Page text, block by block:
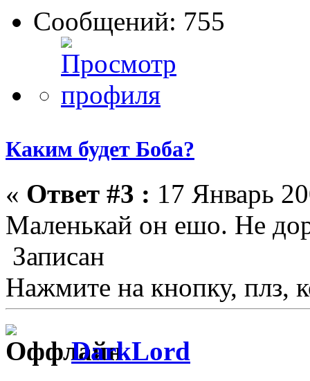
Сообщений: 755
Каким будет Боба?
« Ответ #3 : 17 Январь
Маленькай он ешо. Не
Записан
Нажмите на кнопку, плз,
DarkLord